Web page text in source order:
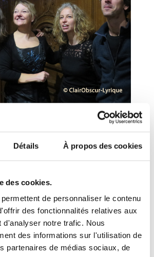
Détails À propos des cookies
des cookies.
de personnaliser le contenu
des fonctionnalités relatives aux
d'analyser notre trafic. Nous
des informations sur l'utilisation de
partenaires de médias sociaux, de
ne sera pas publiée. Les champs
indiqués avec*